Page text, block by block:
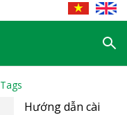
Tags
Hướng dẫn cài